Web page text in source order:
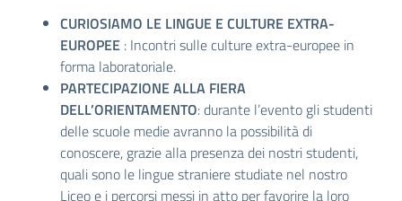
CURIOSIAMO LE LINGUE E CULTURE EXTRA-
EUROPEE : Incontri sulle culture extra-europee in
forma laboratoriale.
PARTECIPAZIONE ALLA FIERA
DELL’ORIENTAMENTO: durante l’evento gli studenti
delle scuole medie avranno la possibilità di
conoscere, grazie alla presenza dei nostri studenti,
quali sono le lingue straniere studiate nel nostro
Liceo e i percorsi messi in atto per favorire la loro